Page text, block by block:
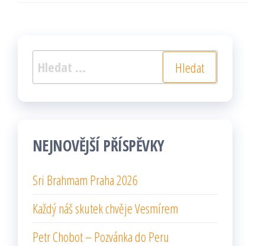
Vyhledávání
NEJNOVĚJŠÍ PŘÍSPĚVKY
Sri Brahmam Praha 2026
Každý náš skutek chvěje Vesmírem
Petr Chobot – Pozvánka do Peru